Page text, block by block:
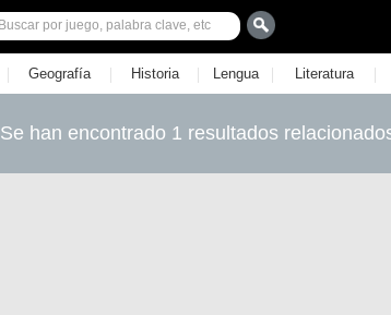
| Geografía | Historia | Lengua | Literatura |
Se han encontrado 1 resultados